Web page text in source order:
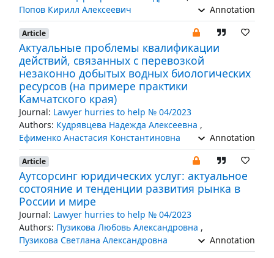
Попов Кирилл Алексеевич
Annotation
Article
Актуальные проблемы квалификации
действий, связанных с перевозкой
незаконно добытых водных биологических
ресурсов (на примере практики
Камчатского края)
Journal: Lawyer hurries to help № 04/2023
Authors: Кудрявцева Надежда Алексеевна ,
Ефименко Анастасия Константиновна
Annotation
Article
Аутсорсинг юридических услуг: актуальное
состояние и тенденции развития рынка в
России и мире
Journal: Lawyer hurries to help № 04/2023
Authors: Пузикова Любовь Александровна ,
Пузикова Светлана Александровна
Annotation